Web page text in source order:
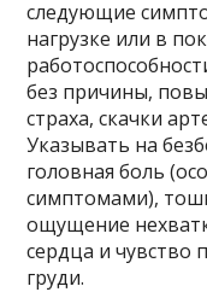
следующие
нагрузке или в
без причины,
страха, скачки
Указывать на
головная боль
симптомами),
ощущение
сердца и чувство
груди.